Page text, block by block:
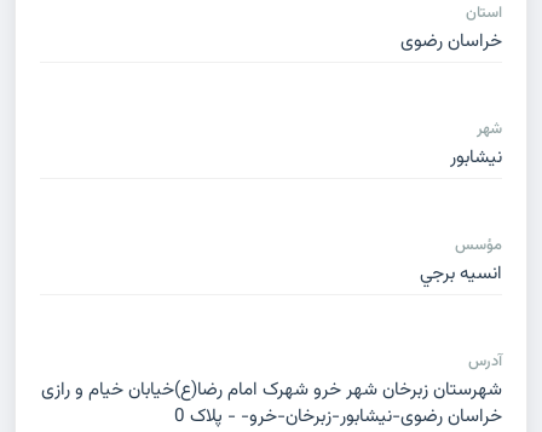
استان
خراسان رضوی
شهر
نیشابور
مؤسس
انسيه برجي
آدرس
شهرستان زبرخان شهر خرو شهرک امام رضا(ع)خیابان خیام و رازی
خراسان رضوی-نیشابور-زبرخان-خرو- - پلاک 0